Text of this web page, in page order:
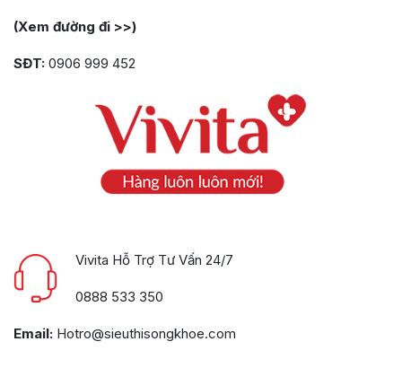
(Xem đường đi >>)
SĐT: 0906 999 452
Vivita Hỗ Trợ Tư Vấn 24/7
0888 533 350
Email: Hotro@sieuthisongkhoe.com